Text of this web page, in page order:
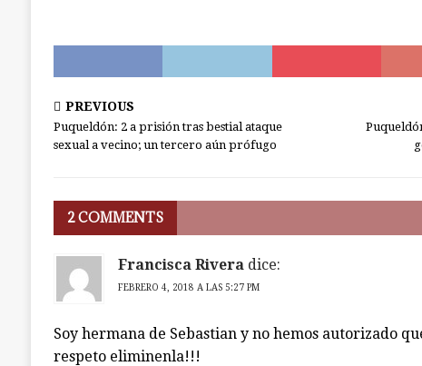
PREVIOUS
Puqueldón: 2 a prisión tras bestial ataque
sexual a vecino; un tercero aún prófugo
2 COMMENTS
Francisca Rivera dice:
FEBRERO 4, 2018 A LAS 5:27 PM
Soy hermana de Sebastian y no hemos autorizado
respeto eliminenla!!!